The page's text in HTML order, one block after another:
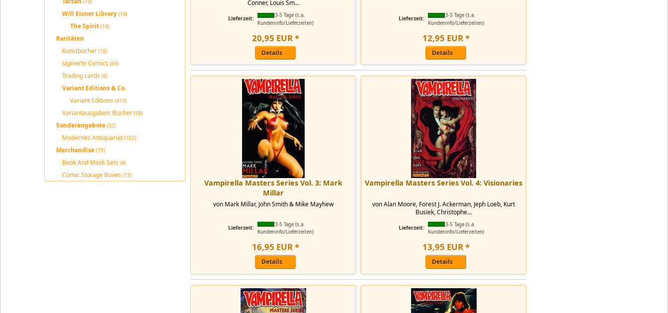
(19)
Will Eisner Library (14)
The Spirit (14)
Raritäten
Kunstbücher (16)
signierte Comics (69)
Trading cards (6)
Variant Editions & Co.
Variant Editions (410)
Variantausgaben: Bücher (58)
Sonderangebote (32)
Modernes Antiquariat (102)
Merchandise (79)
Book And Mask Sets (4)
Comic Storage Boxes (15)
Conner, Louis Sm...
Lieferzeit:
3-5 Tage (s.a.
Kundeninfo/Lieferzeiten)
20,95 EUR*
Details
Lieferzeit:
3-5 Tage (s.a.
Kundeninfo/Lieferzeiten)
12,95 EUR*
Details
Vampirella Masters Series Vol. 3: Mark
Millar
von Mark Millar, John Smith & Mike Mayhew
Lieferzeit:
3-5 Tage (s.a.
Kundeninfo/Lieferzeiten)
16,95 EUR*
Details
Vampirella Masters Series Vol. 4: Visionaries
von Alan Moore, Forest J. Ackerman, Jeph Loeb, Kurt
Busiek, Christophe...
Lieferzeit:
3-5 Tage (s.a.
Kundeninfo/Lieferzeiten)
13,95 EUR*
Details